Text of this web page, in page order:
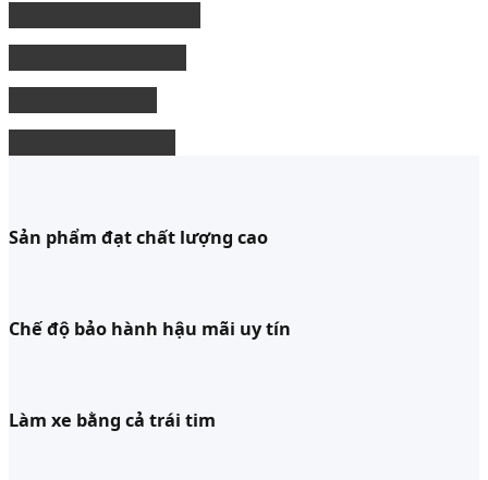
Sản phẩm đạt chất lượng cao
Chế độ bảo hành hậu mãi uy tín
Làm xe bằng cả trái tim